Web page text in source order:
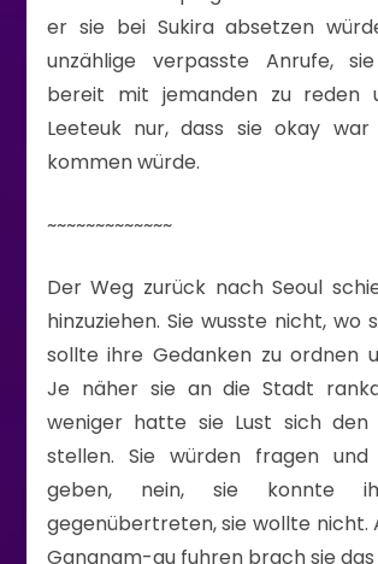
er sie bei Sukira absetzen
unzählige verpasste Anrufe,
bereit mit jemanden zu reden
Leeteuk nur, dass sie okay
kommen würde.
~~~~~~~~~~~~~
Der Weg zurück nach Seoul
hinzuziehen. Sie wusste nicht, wo
sollte ihre Gedanken zu ordnen
Je näher sie an die Stadt
weniger hatte sie Lust sich den
stellen. Sie würden fragen und
geben, nein, sie konnte
gegenübertreten, sie wollte nicht.
Gangnam-gu fuhren brach sie das